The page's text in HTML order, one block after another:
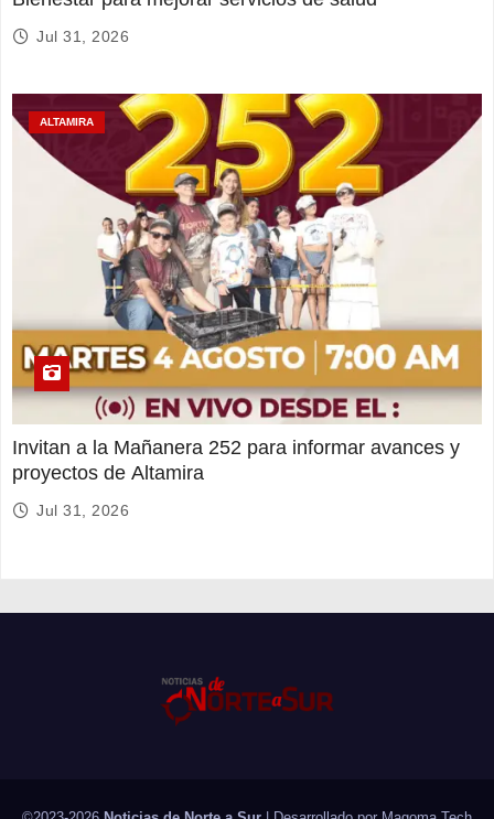
Jul 31, 2026
ALTAMIRA
Invitan a la Mañanera 252 para informar avances y
proyectos de Altamira
Jul 31, 2026